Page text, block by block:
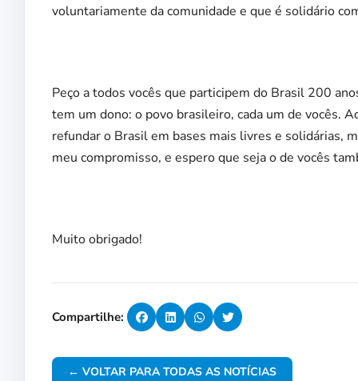
voluntariamente da comunidade e que é solidário
Peço a todos vocês que participem do Brasil 200
tem um dono: o povo brasileiro, cada um de vocês.
refundar o Brasil em bases mais livres e solidárias,
meu compromisso, e espero que seja o de vocês
Muito obrigado!
Compartilhe:
← VOLTAR PARA TODAS AS NOTÍCIAS